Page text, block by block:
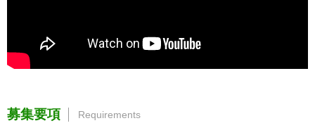
募集要項 Requirements